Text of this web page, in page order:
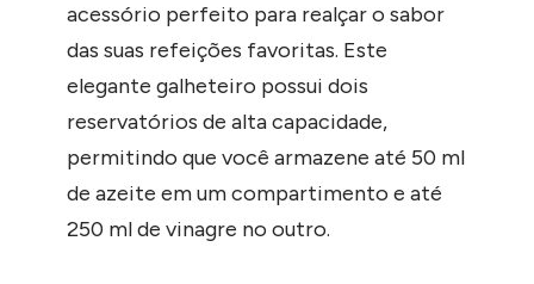
acessório perfeito para realçar o sabor
das suas refeições favoritas. Este
elegante galheteiro possui dois
reservatórios de alta capacidade,
permitindo que você armazene até 50 ml
de azeite em um compartimento e até
250 ml de vinagre no outro.